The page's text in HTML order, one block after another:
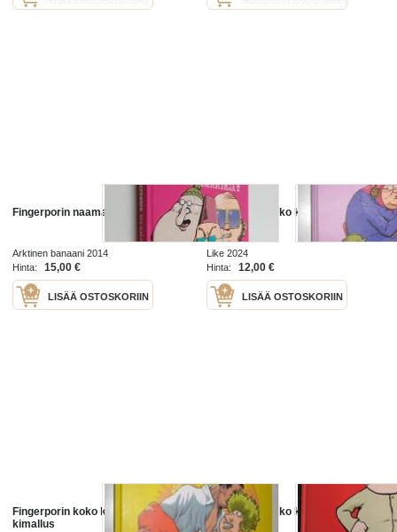
Fingerporin naamakirja 2
Arktinen banaani 2014
Hinta:
15,00 €
LISÄÄ OSTOSKORIIN
Fingerporin koko kuva 12. Ikänsä
terävä
Like 2024
Hinta:
12,00 €
LISÄÄ OSTOSKORIIN
Fingerporin koko kuva 7, Päivien
kimallus
Fingerporin koko kuva. 1